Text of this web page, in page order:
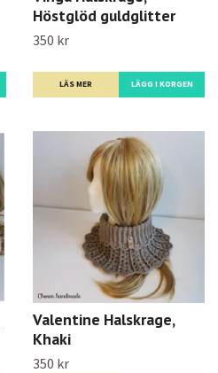
Höstglöd guldglitter
350 kr
LÄS MER LÄGG I KORGEN
Valentine Halskrage,
Khaki
350 kr